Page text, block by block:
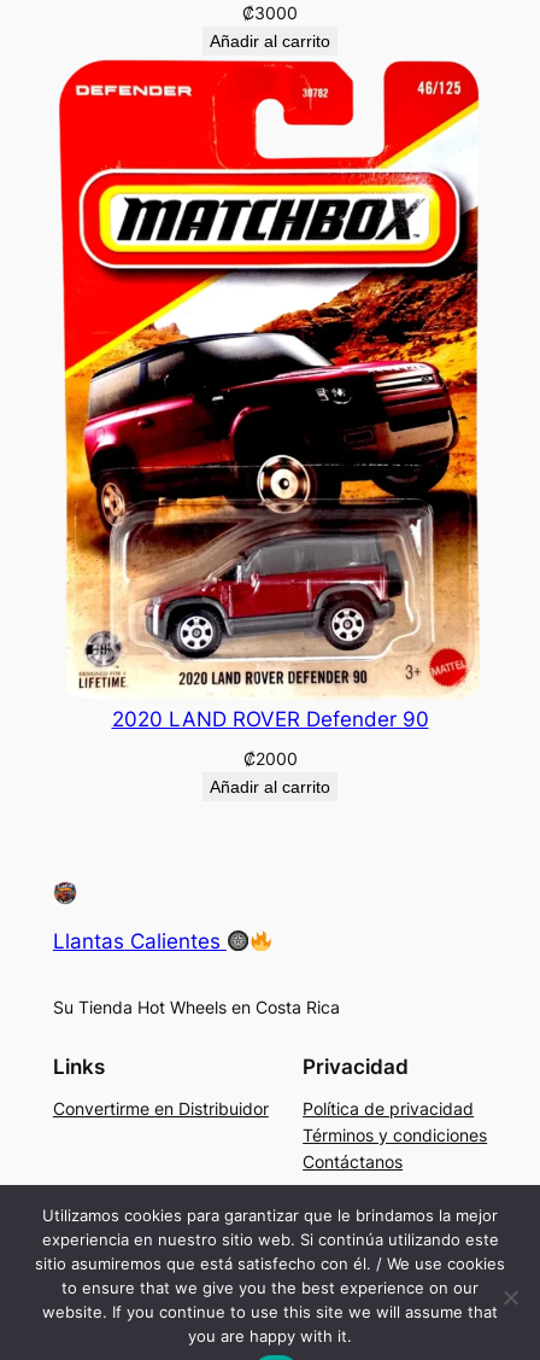
₡3000
Añadir al carrito
2020 LAND ROVER Defender 90
₡2000
Añadir al carrito
Llantas Calientes
Su Tienda Hot Wheels en Costa Rica
Links
Convertirme en Distribuidor
Privacidad
Política de privacidad
Términos y condiciones
Contáctanos
Social
Facebook
Instagram
TikTok
Utilizamos cookies para garantizar que le brindamos la mejor
experiencia en nuestro sitio web. Si continúa utilizando este
sitio asumiremos que está satisfecho con él. / We use cookies
to ensure that we give you the best experience on our
website. If you continue to use this site we will assume that
you are happy with it.